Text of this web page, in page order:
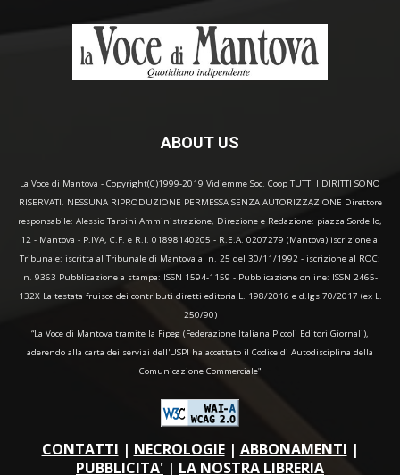
ABOUT US
La Voce di Mantova - Copyright(C)1999-2019 Vidiemme Soc. Coop TUTTI I DIRITTI SONO
RISERVATI. NESSUNA RIPRODUZIONE PERMESSA SENZA AUTORIZZAZIONE Direttore
responsabile: Alessio Tarpini Amministrazione, Direzione e Redazione: piazza Sordello,
12 - Mantova - P.IVA, C.F. e R.I. 01898140205 - R.E.A. 0207279 (Mantova) iscrizione al
Tribunale: iscritta al Tribunale di Mantova al n. 25 del 30/11/1992 - iscrizione al ROC:
n. 9363 Pubblicazione a stampa: ISSN 1594-1159 - Pubblicazione online: ISSN 2465-
132X La testata fruisce dei contributi diretti editoria L. 198/2016 e d.lgs 70/2017 (ex L.
250/90)
“La Voce di Mantova tramite la Fipeg (Federazione Italiana Piccoli Editori Giornali),
aderendo alla carta dei servizi dell'USPI ha accettato il Codice di Autodisciplina della
Comunicazione Commerciale"
CONTATTI | NECROLOGIE| ABBONAMENTI |
PUBBLICITA' | LA NOSTRA LIBRERIA